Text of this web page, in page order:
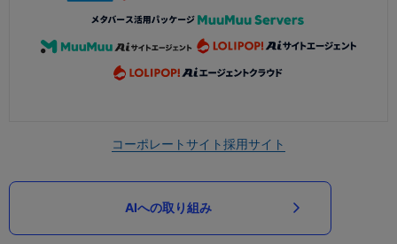
コーポレートサイト採用サイト
AIへの取り組み